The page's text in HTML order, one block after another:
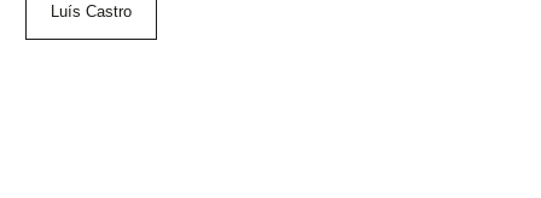
Luís Castro